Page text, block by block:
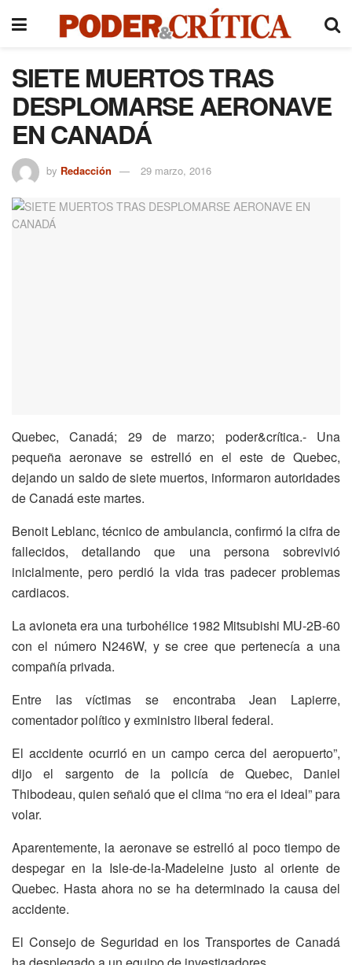
SIETE MUERTOS TRAS
DESPLOMARSE AERONAVE
EN CANADÁ
by Redacción 29 marzo, 2016
Quebec, Canadá; 29 de marzo; poder&crítica.- Una
pequeña aeronave se estrelló en el este de Quebec,
dejando un saldo de siete muertos, informaron autoridades
de Canadá este martes.
Benoit Leblanc, técnico de ambulancia, confirmó la cifra de
fallecidos, detallando que una persona sobrevivió
inicialmente, pero perdió la vida tras padecer problemas
cardiacos.
La avioneta era una turbohélice 1982 Mitsubishi MU-2B-60
con el número N246W, y se cree que pertenecía a una
compañía privada.
Entre las víctimas se encontraba Jean Lapierre,
comentador político y exministro liberal federal.
El accidente ocurrió en un campo cerca del aeropuerto”,
dijo el sargento de la policía de Quebec, Daniel
Thibodeau, quien señaló que el clima “no era el ideal” para
volar.
Aparentemente, la aeronave se estrelló al poco tiempo de
despegar en la Isle-de-la-Madeleine justo al oriente de
Quebec. Hasta ahora no se ha determinado la causa del
accidente.
El Consejo de Seguridad en los Transportes de Canadá